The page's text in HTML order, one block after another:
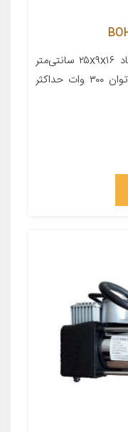
معرفی محصول جزئیات محصول ابعاد ۲۵x۹x۱۶ سانتی‌متر
وزن ۲۶۷۰ گرم تعداد خروجی هوا ۱ توان ۳۰۰ وات حداکثر